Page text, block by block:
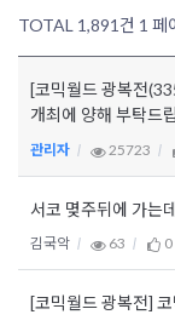
TOTAL 1,891건 1 페
[코믹월드 광복전
개최에 양해 부탁드
관리자 25723
서코 몆주뒤에 가는
김국악 63 0
[코믹월드 광복전]